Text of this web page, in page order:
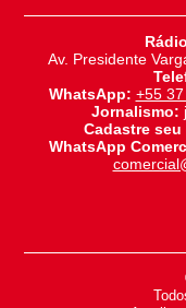
Av. Presidente
WhatsApp: +55
Jornalismo:
Cadastre
WhatsApp